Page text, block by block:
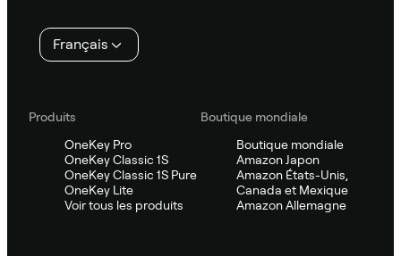
page
Français
Produits
OneKey Pro
OneKey Classic 1S
OneKey Classic 1S Pure
OneKey Lite
Voir tous les produits
Boutique mondiale
Boutique mondiale
Amazon Japon
Amazon États-Unis,
Canada et Mexique
Amazon Allemagne